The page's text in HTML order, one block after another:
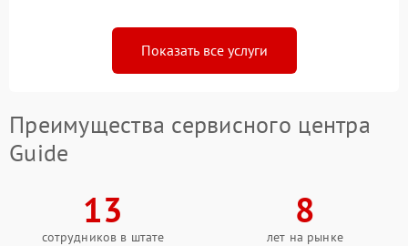
Показать все услуги
Преимущества сервисного центра
Guide
13
сотрудников в штате
8
лет на рынке